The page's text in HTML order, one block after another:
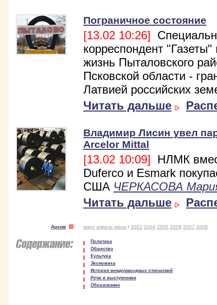
Пограничное состояние
[13.02 10:26]
корреспондент "Газеты"
жизнь Пыталовского
Псковской области -
Латвией российских
Читать дальше
Владимир Лисин увел
Arcelor Mittal
[13.02 10:09] НЛМК
Duferco и Esmark
США ЧЕРКАСОВА
Читать дальше
Архив март апрель июнь / 2002 2004 2005 2006 2007 2008
Политика
Общество
Культура
Экономика
История международных отношений
Речи и выступления
Образование